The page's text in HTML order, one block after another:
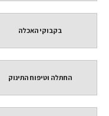
בקבוקי האכלה
החתלה וטיפוח התינוק